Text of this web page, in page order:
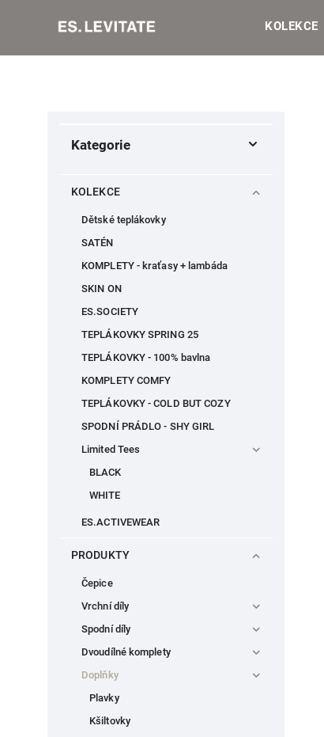
KOLEKCE
Kategorie
KOLEKCE
Dětské teplákovky
SATÉN
KOMPLETY - kraťasy + lambáda
SKIN ON
ES.SOCIETY
TEPLÁKOVKY SPRING 25
TEPLÁKOVKY - 100% bavlna
KOMPLETY COMFY
TEPLÁKOVKY - COLD BUT COZY
SPODNÍ PRÁDLO - SHY GIRL
Limited Tees
BLACK
WHITE
ES.ACTIVEWEAR
PRODUKTY
Čepice
Vrchní díly
Spodní díly
Dvoudílné komplety
Doplňky
Plavky
Kšiltovky